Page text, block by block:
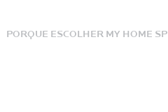
PORQUE ESCOLHER MY HOME SP